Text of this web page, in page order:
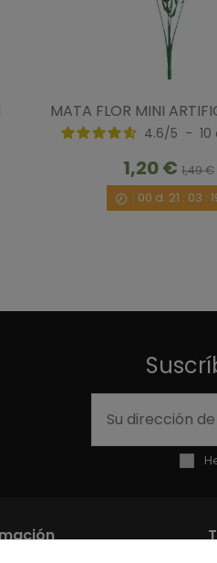
MATA FLOR MINI
4.6/5 - 10
1,20 € 1,49 €
00 d. 21 : 03 :